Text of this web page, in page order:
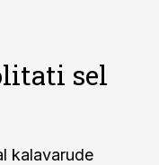
sel
kalavarude